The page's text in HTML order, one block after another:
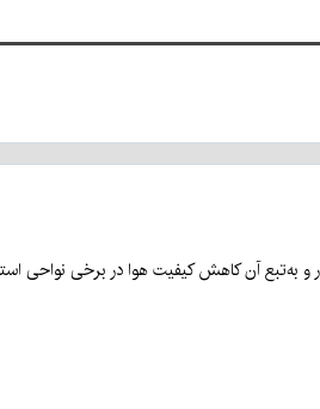
به‌تبع آن کاهش کیفیت هوا در برخی نواحی